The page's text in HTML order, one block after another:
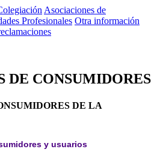
Asociaciones de
Profesionales Otra información
DE CONSUMIDORES
DE LA
y usuarios